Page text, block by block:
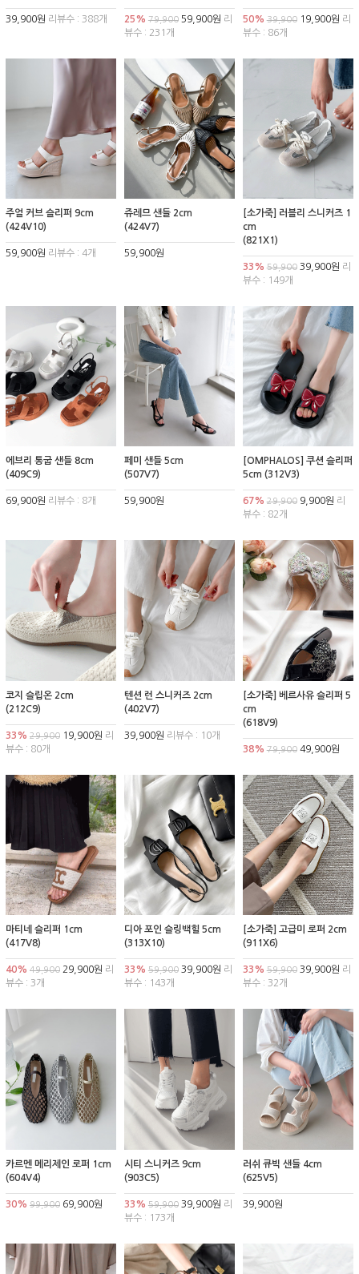
39,900원 리뷰수 : 388개 25% 79,90059,900원 리
뷰수 : 231개
50% 39,90019,900원 리
뷰수 : 86개
주얼 커브 슬리퍼 9cm
(424V10)
59,900원 리뷰수 : 4개
쥬레므 샌들 2cm
(424V7)
59,900원
[소가죽] 러블리 스니커즈 1
cm
(821X1)
33% 59,90039,900원 리
뷰수 : 149개
에브리 통굽 샌들 8cm
(409C9)
69,900원 리뷰수 : 8개
페미 샌들 5cm
(507V7)
59,900원
[OMPHALOS] 쿠션 슬리퍼
5cm (312V3)
67% 29,9009,900원 리
뷰수 : 82개
코지 슬립온 2cm
(212C9)
33% 29,900 19,900원 리
뷰수 : 80개
텐션 런 스니커즈 2cm
(402V7)
39,900원 리뷰수 : 10개
[소가죽] 베르사유 슬리퍼 5
cm
(618V9)
38% 79,90049,900원
마티네 슬리퍼 1cm
(417V8)
40% 49,900 29,900원 리
뷰수 : 3개
디아 포인 슬링백힐 5cm
(313X10)
33% 59,90039,900원 리
뷰수 : 143개
[소가죽] 고급미 로퍼 2cm
(911X6)
33% 59,90039,900원 리
뷰수 : 32개
카르멘 메리제인 로퍼 1cm
(604V4)
30% 99,900 69,900원
시티 스니커즈 9cm
(903C5)
33% 59,90039,900원 리
뷰수 : 173개
러쉬 큐빅 샌들 4cm
(625V5)
39,900원